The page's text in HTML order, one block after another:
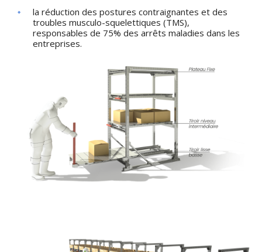
la réduction des postures contraignantes et des
troubles musculo-squelettiques (TMS),
responsables de 75% des arrêts maladies dans les
entreprises.